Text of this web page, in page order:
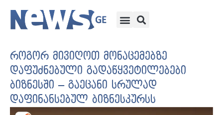
როგორ მივიღოთ მონაცემებზე
დაფუძნებული გადაწყვეტილებები
ბიზნესში – გაეცანი სრულად
დაფინანსებულ ბიზნესკურსს